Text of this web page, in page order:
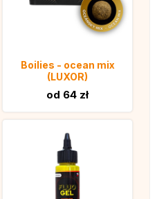
Boilies - ocean mix
(LUXOR)
od 64 zł